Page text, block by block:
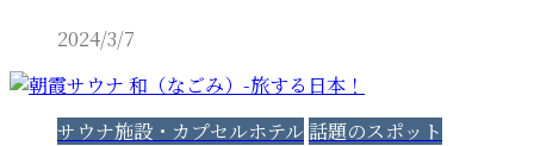
2024/3/7
サウナ施設・カプセルホテル 話題のスポット